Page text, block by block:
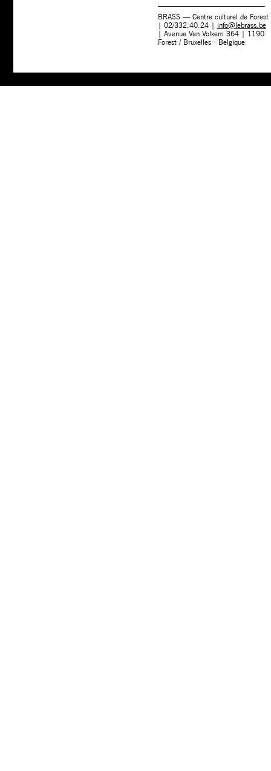
BRASS — Centre culturel de Forest
| 02/332.40.24 | info@lebrass.be
| Avenue Van Volxem 364 | 1190
Forest / Bruxelles · Belgique